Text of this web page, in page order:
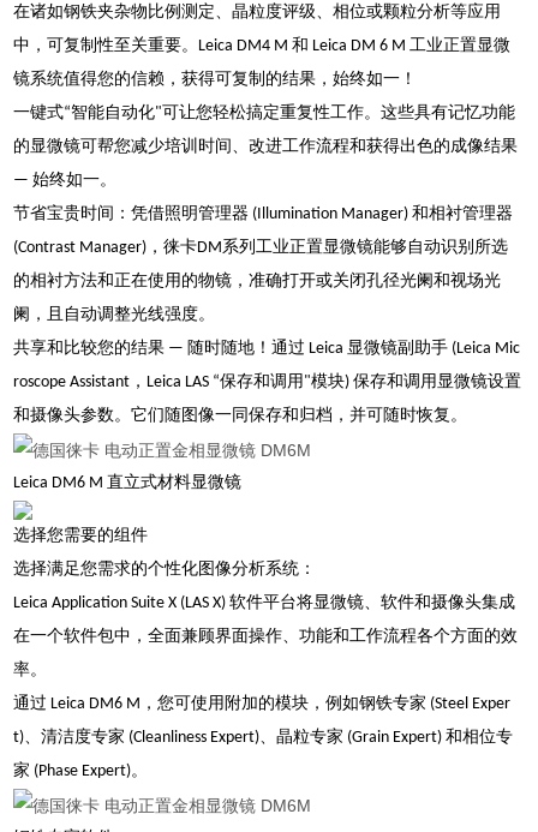
在诸如钢铁夹杂物比例测定、晶粒度评级、相位或颗粒分析等应用
中，可复制性至关重要。Leica DM4 M 和 Leica DM 6 M 工业正置显微
镜系统值得您的信赖，获得可复制的结果，始终如一！
一键式“智能自动化"可让您轻松搞定重复性工作。这些具有记忆功能
的显微镜可帮您减少培训时间、改进工作流程和获得出色的成像结果
— 始终如一。
节省宝贵时间：凭借照明管理器 (Illumination Manager) 和相衬管理器
(Contrast Manager)，徕卡DM系列工业正置显微镜能够自动识别所选
的相衬方法和正在使用的物镜，准确打开或关闭孔径光阑和视场光
阑，且自动调整光线强度。
共享和比较您的结果 — 随时随地！通过 Leica 显微镜副助手 (Leica Mic
roscope Assistant，Leica LAS “保存和调用"模块) 保存和调用显微镜设置
和摄像头参数。它们随图像一同保存和归档，并可随时恢复。
Leica DM6 M 直立式材料显微镜
选择您需要的组件
选择满足您需求的个性化图像分析系统：
Leica Application Suite X (LAS X) 软件平台将显微镜、软件和摄像头集成
在一个软件包中，全面兼顾界面操作、功能和工作流程各个方面的效
率。
通过 Leica DM6 M，您可使用附加的模块，例如钢铁专家 (Steel Exper
t)、清洁度专家 (Cleanliness Expert)、晶粒专家 (Grain Expert) 和相位专
家 (Phase Expert)。